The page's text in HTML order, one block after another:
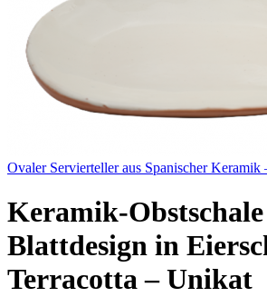
Ovaler Servierteller aus Spanischer Keramik
Keramik-Obstschale
Blattdesign in
Terracotta – Unikat